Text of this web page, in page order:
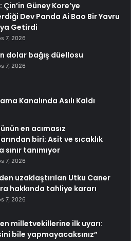
Güney Kore’ye
Dev Panda Ai Bao Bir Yavru
Getirdi
7, 2026
dolar bağış düellosu
7, 2026
Kanalında Asılı Kaldı
en acımasız
biri: Asit ve sıcaklık
sınır tanımıyor
7, 2026
uzaklaştırılan Utku Caner
hakkında tahliye kararı
7, 2026
milletvekillerine ilk uyarı:
bile yapmayacaksınız”